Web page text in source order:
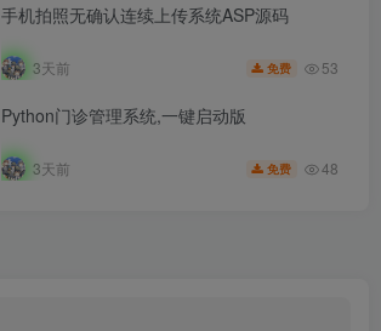
手机拍照无确认连续上传系统ASP源码
3天前 免费 53
Python门诊管理系统,一键启动版
3天前 免费 48